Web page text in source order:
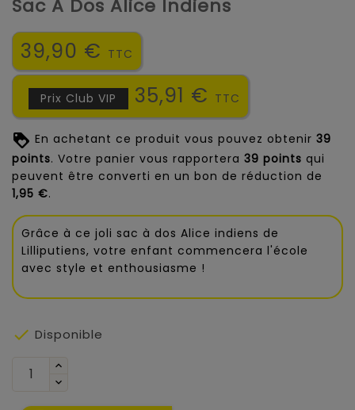
Sac À Dos Alice Indiens
39,90 € TTC
Prix Club VIP 35,91 € TTC
En achetant ce produit vous pouvez obtenir 39
points. Votre panier vous rapportera 39 points qui
peuvent être converti en un bon de réduction de
1,95 €.
Grâce à ce joli sac à dos Alice indiens de
Lilliputiens, votre enfant commencera l'école
avec style et enthousiasme !
 Disponible